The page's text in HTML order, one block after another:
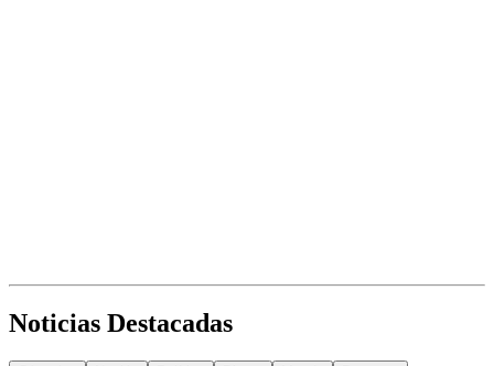
Noticias Destacadas